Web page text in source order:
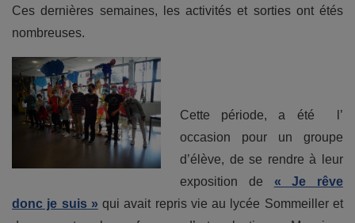
Ces dernières semaines, les activités et sorties ont étés
nombreuses.
Cette période, a été l’
occasion pour un groupe
d’élève, de se rendre à leur
exposition de « Je rêve
donc je suis » qui avait repris vie au lycée Sommeiller et